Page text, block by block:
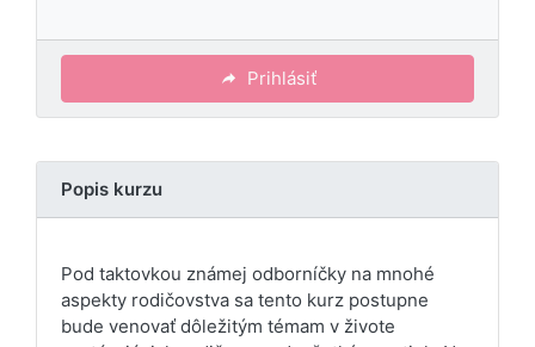
Prihlásiť
Popis kurzu
Pod taktovkou známej odborníčky na mnohé
aspekty rodičovstva sa tento kurz postupne
bude venovať dôležitým témam v živote